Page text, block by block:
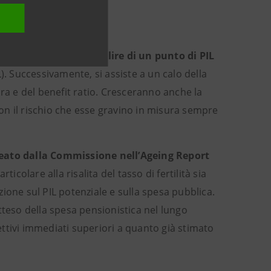
nel 2070).
è destinata a salire di un punto di PIL
Successivamente, si assiste a un calo della
e del benefit ratio. Cresceranno anche la
il rischio che esse gravino in misura sempre
dalla Commissione nell’Ageing Report
alla risalita del tasso di fertilità sia
sul PIL potenziale e sulla spesa pubblica.
della spesa pensionistica nel lungo
immediati superiori a quanto già stimato